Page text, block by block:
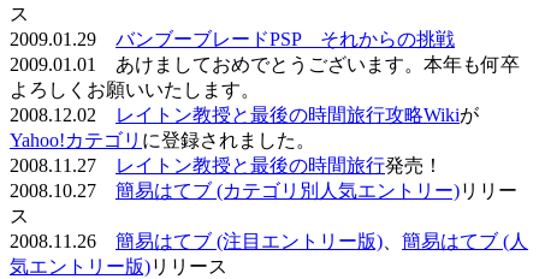
ス
2009.01.29 バンブーブレードPSP それからの挑戦
2009.01.01 あけましておめでとうございます。本年も何卒
よろしくお願いいたします。
2008.12.02
レイトン教授と最後の時間旅行攻略Wikiが
Yahoo!カテゴリ に登録されました。
2008.11.27
レイトン教授と最後の時間旅行発売！
2008.10.27 簡易はてブ (カテゴリ別人気エントリー)リリー
ス
2008.11.26 簡易はてブ (注目エントリー版)
簡易はてブ (人
気エントリー版)リリース